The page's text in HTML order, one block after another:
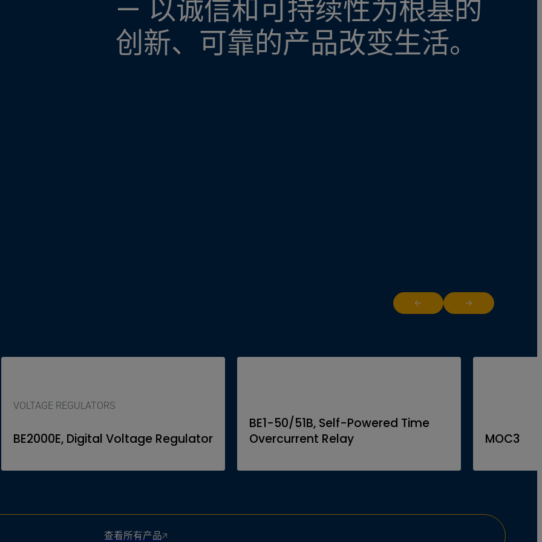
— 以诚信和可持续性为根基的
创新、可靠的产品改变生活。
Return to previous slideJump to next slide
VOLTAGE REGULATORS
BE2000E, Digital Voltage Regulator
BE1-50/51B, Self-Powered Time
Overcurrent Relay
MOC3
查看所有产品